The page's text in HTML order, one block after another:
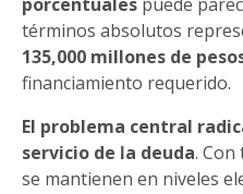
términos absolutos
135,000 millones de
financiamiento requerido.
El problema central
servicio de la deuda. Con
se mantienen en niveles